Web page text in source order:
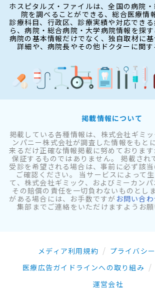
ホスピタルズ・ファイルは、全国の病院
院を調べることができる、総合医療情
診療科目、行政区、診療実績や対応でき
ら、病院・総合病院・大学病院情報を探す
病院の基本情報だけでなく、独自取材に
詳細や、病院長やその他ドクターに関す
掲載情報について
掲載している各種情報は、株式会社ギミ
ンパニー株式会社が調査した情報をもと
来るだけ正確な情報掲載に努めておりま
保証するものではありません。 掲載され
受診を希望される場合は、事前に必ず該
ご確認ください。 当サービスによって
て、株式会社ギミック、およびミーカン
その賠償の責任を一切負わないものとし
がある場合には、お手数ですが お問い合
集部までご連絡をいただけますようお願
メディア利用規約
プライバシ
医療広告ガイドラインへの取り組み
運営会社